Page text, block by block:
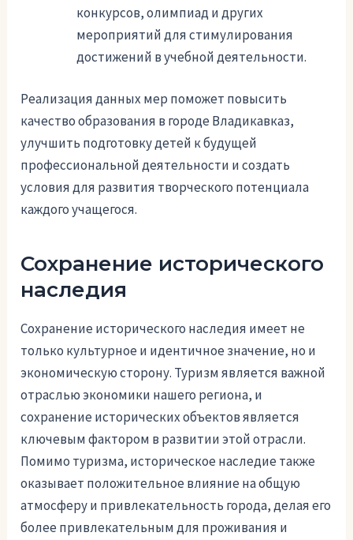
конкурсов, олимпиад и других
мероприятий для стимулирования
достижений в учебной деятельности.
Реализация данных мер поможет повысить
качество образования в городе Владикавказ,
улучшить подготовку детей к будущей
профессиональной деятельности и создать
условия для развития творческого потенциала
каждого учащегося.
Сохранение исторического
наследия
Сохранение исторического наследия имеет не
только культурное и идентичное значение, но и
экономическую сторону. Туризм является важной
отраслью экономики нашего региона, и
сохранение исторических объектов является
ключевым фактором в развитии этой отрасли.
Помимо туризма, историческое наследие также
оказывает положительное влияние на общую
атмосферу и привлекательность города, делая его
более привлекательным для проживания и